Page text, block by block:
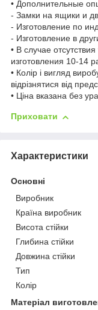
• Дополнительные
- Замки на ящики и
- Изготовление по
- Изготовление в
• В случае
изготовления 10-14
• Колір і вигляд
відрізнятися від
• Ціна вказана без
Приховати
Характеристики
Основні
Виробник
Країна виробник
Висота стійки
Глибина стійки
Довжина стійки
Тип
Колір
Матеріал